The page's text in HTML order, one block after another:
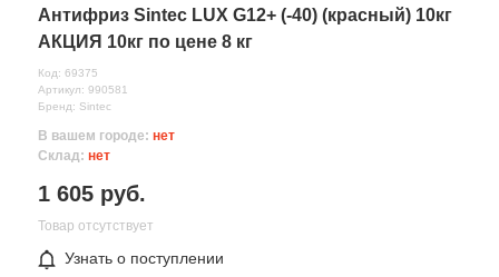
Антифриз Sintec LUX G12+ (-40) (красный) 10кг
АКЦИЯ 10кг по цене 8 кг
Код: 69375
Артикул: 990581
Бренд: Sintec
В вашем городе: нет
Склад: нет
1 605 руб.
Товар отсутствует
Узнать о поступлении